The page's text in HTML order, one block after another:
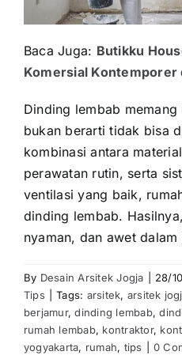
Baca Juga: Butikku
Komersial Kontemporer
Dinding lembab
bukan berarti tidak bisa
kombinasi antara
perawatan rutin, serta
ventilasi yang baik,
dinding lembab.
nyaman, dan awet
By Desain Arsitek Jogja 28/
Tips
Tags: arsitek, arsitek
berjamur,dinding lembab,
rumah lembab, kontraktor,
yogyakarta, rumah, tips 0